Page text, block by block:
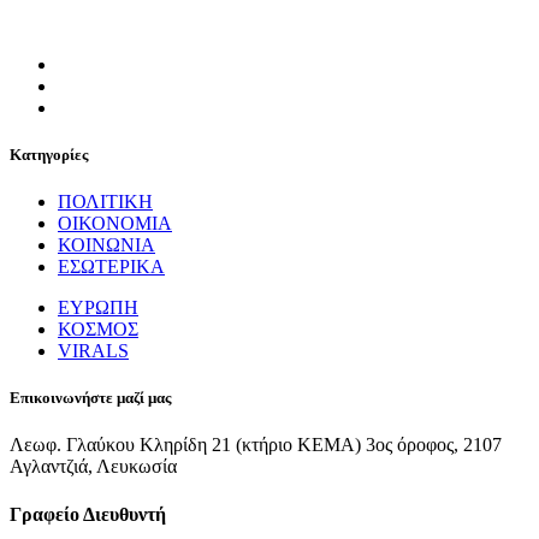
Κατηγορίες
ΠΟΛΙΤΙΚΗ
ΟΙΚΟΝΟΜΙΑ
ΚΟΙΝΩΝΙΑ
ΕΣΩΤΕΡΙΚΑ
ΕΥΡΩΠΗ
ΚΟΣΜΟΣ
VIRALS
Επικοινωνήστε μαζί μας
Λεωφ. Γλαύκου Κληρίδη 21 (κτήριο ΚΕΜΑ) 3ος όροφος, 2107
Αγλαντζιά, Λευκωσία
Γραφείο Διευθυντή